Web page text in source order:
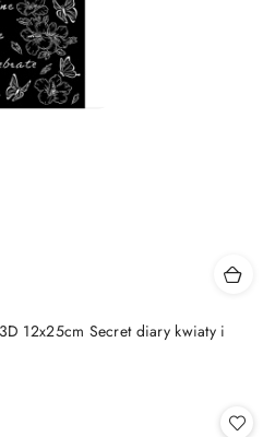
12x25cm Secret diary kwiaty i